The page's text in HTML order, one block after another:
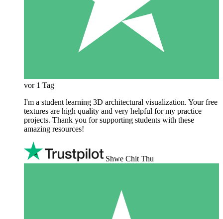
vor 1 Tag
I'm a student learning 3D architectural visualization. Your free
textures are high quality and very helpful for my practice
projects. Thank you for supporting students with these
amazing resources!
Shwe Chit Thu